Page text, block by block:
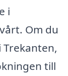
i
Om du
till